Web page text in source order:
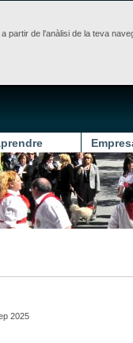
de l'anàlisi de la teva
2025